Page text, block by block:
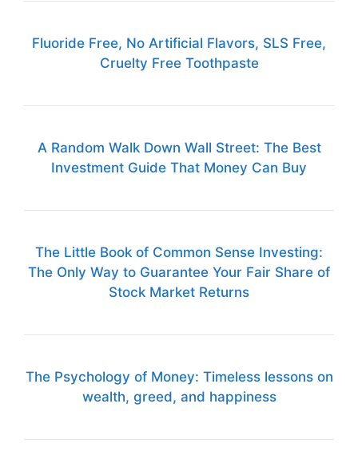
Fluoride Free, No Artificial Flavors, SLS Free,
Cruelty Free Toothpaste
A Random Walk Down Wall Street: The Best
Investment Guide That Money Can Buy
The Little Book of Common Sense Investing:
The Only Way to Guarantee Your Fair Share of
Stock Market Returns
The Psychology of Money: Timeless lessons on
wealth, greed, and happiness